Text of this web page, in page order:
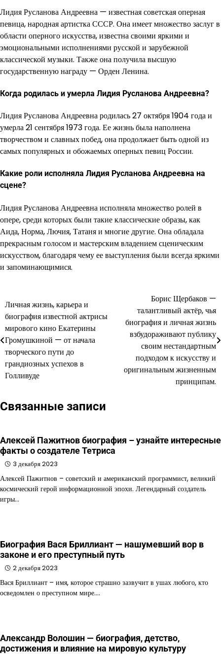
Лидия Русланова Андреевна — известная советская оперная
певица, народная артистка СССР. Она имеет множество заслуг в
области оперного искусства, известна своими яркими и
эмоциональными исполнениями русской и зарубежной
классической музыки. Также она получила высшую
государственную награду — Орден Ленина.
Когда родилась и умерла Лидия Русланова Андреевна?
Лидия Русланова Андреевна родилась 27 октября 1904 года и
умерла 21 сентября 1973 года. Ее жизнь была наполнена
творчеством и славных побед, она продолжает быть одной из
самых популярных и обожаемых оперных певиц России.
Какие роли исполняла Лидия Русланова Андреевна на
сцене?
Лидия Русланова Андреевна исполняла множество ролей в
опере, среди которых были такие классические образы, как
Аида, Норма, Лючия, Татаня и многие другие. Она обладала
прекрасным голосом и мастерским владением сценическим
искусством, благодаря чему ее выступления были всегда яркими
и запоминающимися.
Навигация
по
записям
Личная жизнь, карьера и
биография известной актрисы
мирового кино Екатерины
Громушкиной — от начала
творческого пути до
грандиозных успехов в
Голливуде
Борис Щербаков —
талантливый актёр, чья
биография и личная жизнь
взбудораживают публику
своим нестандартным
подходом к искусству и
оригинальным жизненным
принципам.
Связанные записи
Алексей Пажитнов биография – узнайте интересные
факты о создателе Тетриса
3 декабря 2023
Алексей Пажитнов – советский и американский программист, великий
космический герой информационной эпохи. Легендарный создатель
игры…
Биография Вася Бриллиант — нашумевший вор в
законе и его преступный путь
2 декабря 2023
Вася Бриллиант – имя, которое страшно зазвучит в ушах любого, кто
осведомлен о преступном мире.…
Александр Волошин — биография, детство,
достижения и влияние на мировую культуру